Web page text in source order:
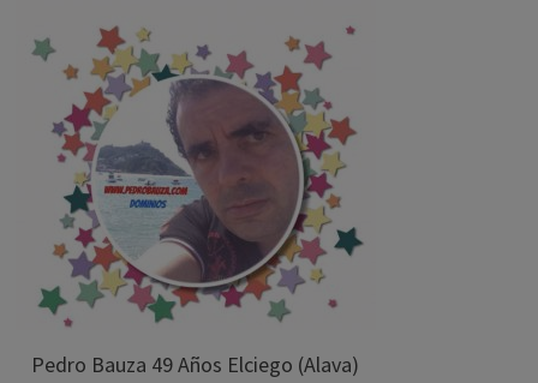
Pedro Bauza 49 Años Elciego (Alava)